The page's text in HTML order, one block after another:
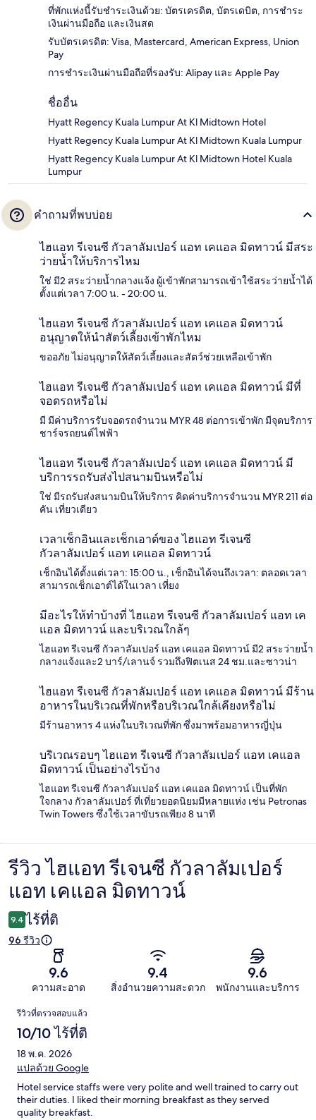
ที่พักแห่งนี้รับชำระเงินด้วย: บัตรเครดิต, บัตรเดบิต, การชำระ
เงินผ่านมือถือ และเงินสด
รับบัตรเครดิต: Visa, Mastercard, American Express, Union
Pay
การชำระเงินผ่านมือถือที่รองรับ: Alipay และ Apple Pay
ชื่ออื่น
Hyatt Regency Kuala Lumpur At Kl Midtown Hotel
Hyatt Regency Kuala Lumpur At Kl Midtown Kuala Lumpur
Hyatt Regency Kuala Lumpur At Kl Midtown Hotel Kuala
Lumpur
คำถามที่พบบ่อย
ไฮแอท รีเจนซี กัวลาลัมเปอร์ แอท เคแอล มิดทาวน์ มีสระ
ว่ายน้ำให้บริการไหม
ใช่ มี2 สระว่ายน้ำกลางแจ้ง ผู้เข้าพักสามารถเข้าใช้สระว่ายน้ำได้
ตั้งแต่เวลา 7:00 น. - 20:00 น.
ไฮแอท รีเจนซี กัวลาลัมเปอร์ แอท เคแอล มิดทาวน์
อนุญาตให้นำสัตว์เลี้ยงเข้าพักไหม
ขออภัย ไม่อนุญาตให้สัตว์เลี้ยงและสัตว์ช่วยเหลือเข้าพัก
ไฮแอท รีเจนซี กัวลาลัมเปอร์ แอท เคแอล มิดทาวน์ มีที่
จอดรถหรือไม่
มี มีค่าบริการรับจอดรถจำนวน MYR 48 ต่อการเข้าพัก มีจุดบริการ
ชาร์จรถยนต์ไฟฟ้า
ไฮแอท รีเจนซี กัวลาลัมเปอร์ แอท เคแอล มิดทาวน์ มี
บริการรถรับส่งไปสนามบินหรือไม่
ใช่ มีรถรับส่งสนามบินให้บริการ คิดค่าบริการจำนวน MYR 211 ต่อ
คัน เที่ยวเดียว
เวลาเช็กอินและเช็กเอาต์ของ ไฮแอท รีเจนซี
กัวลาลัมเปอร์ แอท เคแอล มิดทาวน์
เช็กอินได้ตั้งแต่เวลา: 15:00 น., เช็กอินได้จนถึงเวลา: ตลอดเวลา
สามารถเช็กเอาต์ได้ในเวลา เที่ยง
มีอะไรให้ทำบ้างที่ ไฮแอท รีเจนซี กัวลาลัมเปอร์ แอท เค
แอล มิดทาวน์ และบริเวณใกล้ๆ
ไฮแอท รีเจนซี กัวลาลัมเปอร์ แอท เคแอล มิดทาวน์ มี2 สระว่ายน้ำ
กลางแจ้งและ2 บาร์/เลานจ์ รวมถึงฟิตเนส 24 ชม.และซาวน่า
ไฮแอท รีเจนซี กัวลาลัมเปอร์ แอท เคแอล มิดทาวน์ มีร้าน
อาหารในบริเวณที่พักหรือบริเวณใกล้เคียงหรือไม่
มีร้านอาหาร 4 แห่งในบริเวณที่พัก ซึ่งมาพร้อมอาหารญี่ปุ่น
บริเวณรอบๆ ไฮแอท รีเจนซี กัวลาลัมเปอร์ แอท เคแอล
มิดทาวน์ เป็นอย่างไรบ้าง
ไฮแอท รีเจนซี กัวลาลัมเปอร์ แอท เคแอล มิดทาวน์ เป็นที่พัก
ใจกลาง กัวลาลัมเปอร์ ที่เที่ยวยอดนิยมมีหลายแห่ง เช่น Petronas
Twin Towers ซึ่งใช้เวลาขับรถเพียง 8 นาที
รีวิว
รีวิว ไฮแอท รีเจนซี กัวลาลัมเปอร์
แอท เคแอล มิดทาวน์
9.4 ไร้ที่ติ
96 รีวิว
9.6
ความสะอาด
9.4
สิ่งอำนวยความสะดวก
9.6
พนักงานและบริการ
รีวิว
รีวิวที่ตรวจสอบแล้ว
10/10 ไร้ที่ติ
18 พ.ค. 2026
แปลด้วย Google
Hotel service staffs were very polite and well trained to carry out
their duties. I liked their morning breakfast as they served
quality breakfast.